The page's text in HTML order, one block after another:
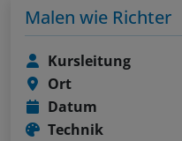
Malen wie Richter
Kursleitung
Ort
Datum
Technik